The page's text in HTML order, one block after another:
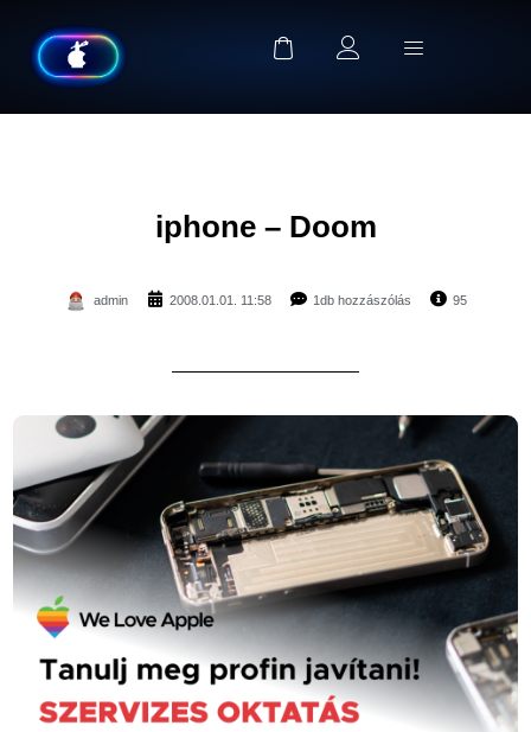
iphone – Doom
admin 2008.01.01. 11:58 1db hozzászólás 95